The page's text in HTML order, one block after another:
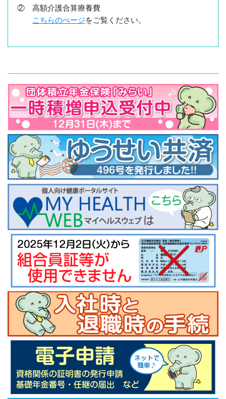
② 高額介護合算療養費
こちらのぺージをご覧ください。